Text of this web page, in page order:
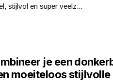
stijlvol en super veelz...
je een
moeiteloos